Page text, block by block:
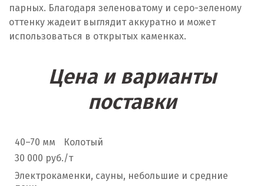
парных. Благодаря зеленоватому и серо-зеленому
оттенку жадеит выглядит аккуратно и может
использоваться в открытых каменках.
Цена и варианты
поставки
40–70 мм
Колотый
30 000 руб./т
Электрокаменки, сауны, небольшие и средние